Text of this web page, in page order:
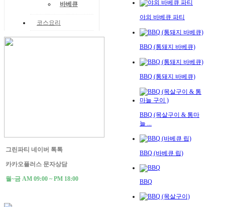
바베큐
코스요리
그린파티 네이버 톡톡
카카오플러스 문자상담
월~금 AM 09:00 ~ PM 18:00
야외 바베큐 파티
BBQ (통돼지 바베큐)
BBQ (통돼지 바베큐)
BBQ (목살구이 & 통마
늘 ...
BBQ (바베큐 립)
BBQ